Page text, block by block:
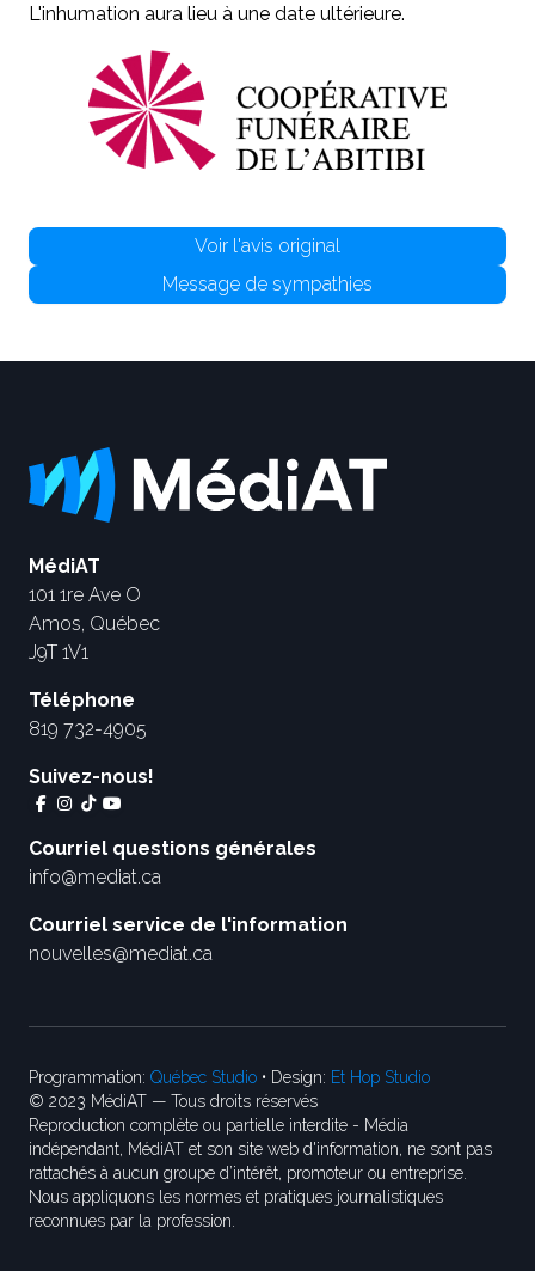
L'inhumation aura lieu à une date ultérieure.
Voir l'avis original
Message de sympathies
MédiAT
101 1re Ave O
Amos, Québec
J9T 1V1
Téléphone
819 732-4905
Suivez-nous!
Courriel questions générales
info@mediat.ca
Courriel service de l'information
nouvelles@mediat.ca
Programmation: Québec Studio • Design: Et Hop Studio
© 2023 MédiAT — Tous droits réservés
Reproduction complète ou partielle interdite - Média
indépendant, MédiAT et son site web d'information, ne sont pas
rattachés à aucun groupe d’intérêt, promoteur ou entreprise.
Nous appliquons les normes et pratiques journalistiques
reconnues par la profession.